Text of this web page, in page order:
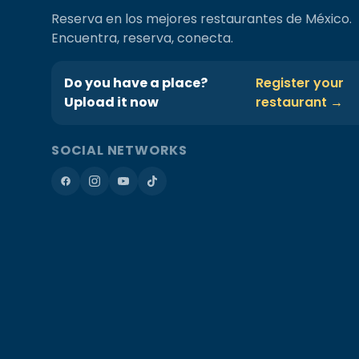
Reserva en los mejores restaurantes de México.
Encuentra, reserva, conecta.
Do you have a place?
Upload it now
Register your
restaurant →
SOCIAL NETWORKS